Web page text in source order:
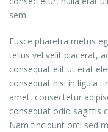
sem.
Fusce pharetra metus
tellus vel velit placerat,
consequat elit ut erat
consequat nisi in ligula
amet, consectetur
consequat odio sagittis
Nam tincidunt orci sed